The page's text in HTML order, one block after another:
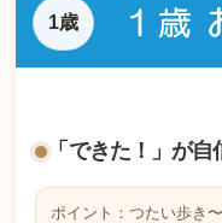
1歳
「できた！」が自
ポイント：つたい歩き